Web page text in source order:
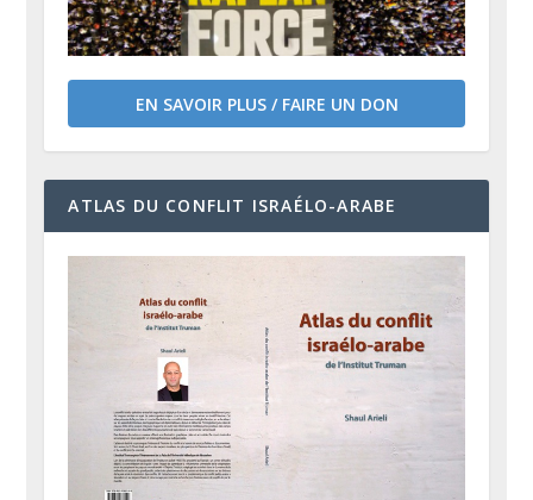
EN SAVOIR PLUS / FAIRE UN DON
ATLAS DU CONFLIT ISRAÉLO-ARABE